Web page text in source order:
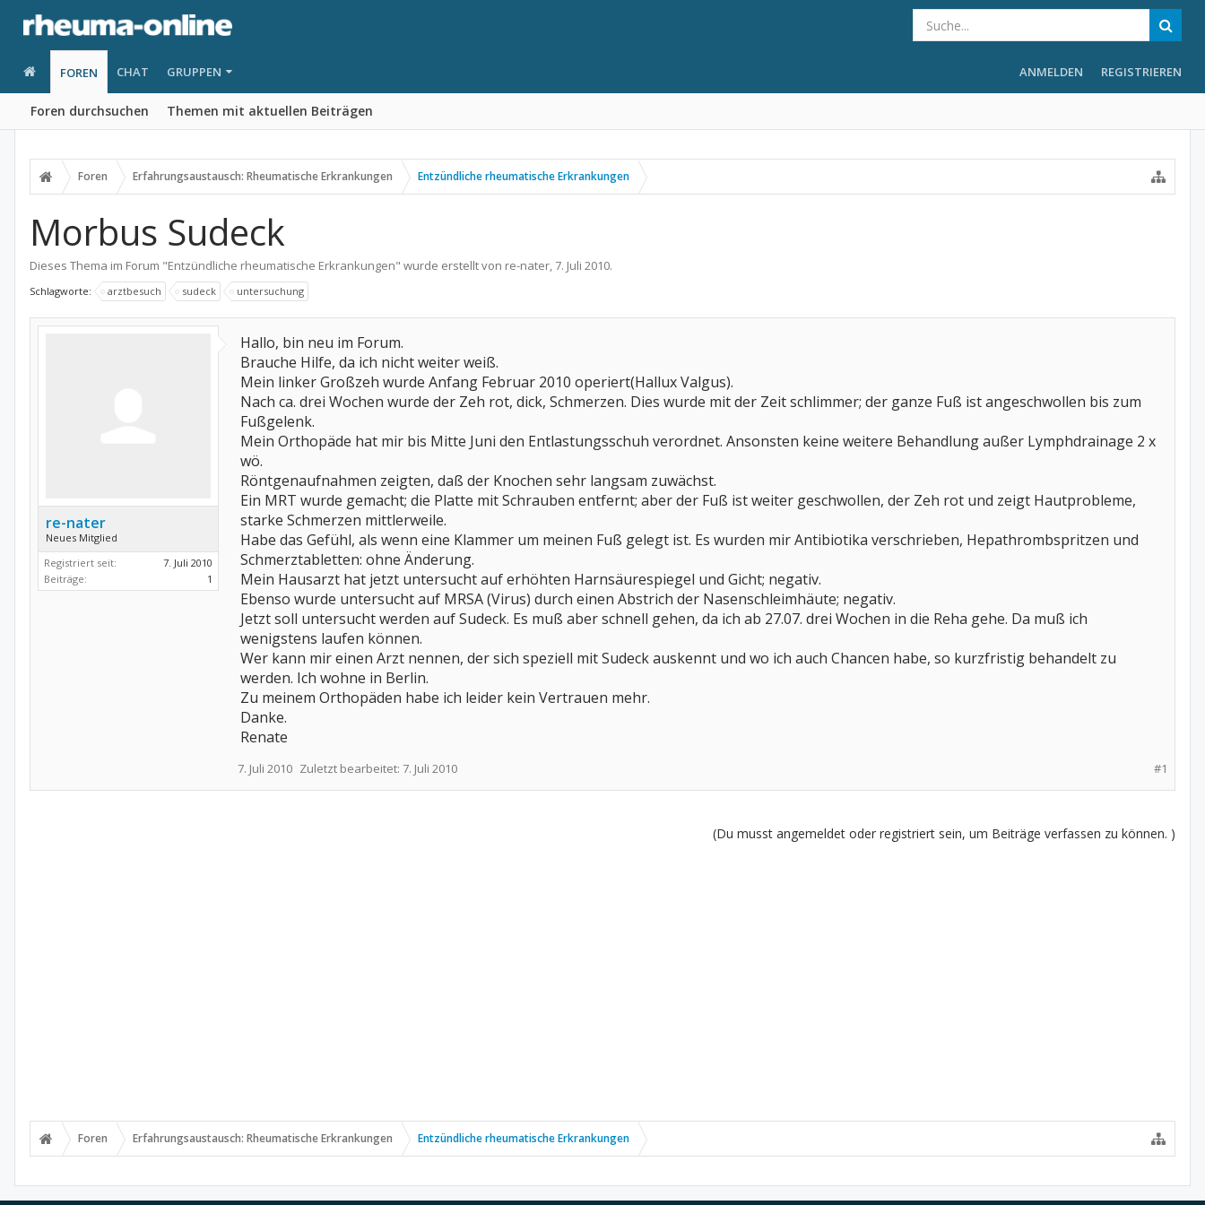
FOREN
Foren durchsuchen Themen mit aktuellen Beiträgen
CHAT GRUPPEN ANMELDEN REGISTRIEREN
Foren Erfahrungsaustausch: Rheumatische Erkrankungen Entzündliche rheumatische Erkrankungen
Morbus Sudeck
Dieses Thema im Forum "Entzündliche rheumatische Erkrankungen" wurde erstellt von re-nater, 7. Juli 2010.
Schlagworte: arztbesuch sudeck untersuchung
re-nater
Neues Mitglied
Registriert seit:
7. Juli 2010
Beiträge:
1
Hallo, bin neu im Forum.
Brauche Hilfe, da ich nicht weiter weiß.
Mein linker Großzeh wurde Anfang Februar 2010 operiert(Hallux Valgus).
Nach ca. drei Wochen wurde der Zeh rot, dick, Schmerzen. Dies wurde mit der Zeit schlimmer; der ganze Fuß ist angeschwollen bis zum
Fußgelenk.
Mein Orthopäde hat mir bis Mitte Juni den Entlastungsschuh verordnet. Ansonsten keine weitere Behandlung außer Lymphdrainage 2 x
wö.
Röntgenaufnahmen zeigten, daß der Knochen sehr langsam zuwächst.
Ein MRT wurde gemacht; die Platte mit Schrauben entfernt; aber der Fuß ist weiter geschwollen, der Zeh rot und zeigt Hautprobleme,
starke Schmerzen mittlerweile.
Habe das Gefühl, als wenn eine Klammer um meinen Fuß gelegt ist. Es wurden mir Antibiotika verschrieben, Hepathrombspritzen und
Schmerztabletten: ohne Änderung.
Mein Hausarzt hat jetzt untersucht auf erhöhten Harnsäurespiegel und Gicht; negativ.
Ebenso wurde untersucht auf MRSA (Virus) durch einen Abstrich der Nasenschleimhäute; negativ.
Jetzt soll untersucht werden auf Sudeck. Es muß aber schnell gehen, da ich ab 27.07. drei Wochen in die Reha gehe. Da muß ich
wenigstens laufen können.
Wer kann mir einen Arzt nennen, der sich speziell mit Sudeck auskennt und wo ich auch Chancen habe, so kurzfristig behandelt zu
werden. Ich wohne in Berlin.
Zu meinem Orthopäden habe ich leider kein Vertrauen mehr.
Danke.
Renate
#1
7. Juli 2010 Zuletzt bearbeitet: 7. Juli 2010
(Du musst angemeldet oder registriert sein, um Beiträge verfassen zu können. )
Foren Erfahrungsaustausch: Rheumatische Erkrankungen Entzündliche rheumatische Erkrankungen